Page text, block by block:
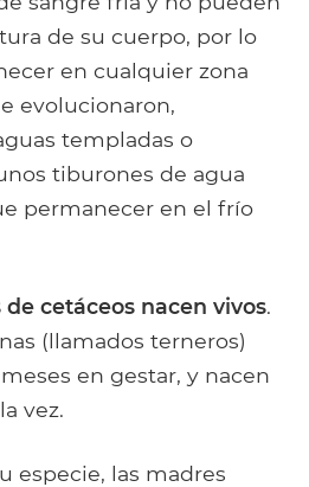
de su cuerpo, por lo
en cualquier zona
evolucionaron,
templadas o
tiburones de agua
permanecer en el frío
cetáceos nacen vivos.
(llamados terneros)
en gestar, y nacen
vez.
especie, las madres